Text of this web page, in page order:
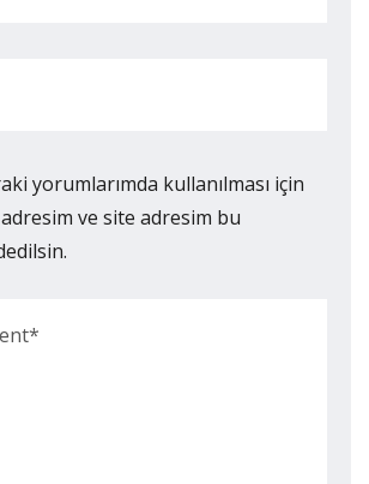
yorumlarımda kullanılması için
ve site adresim bu